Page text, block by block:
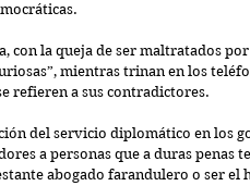
con la queja de ser maltratados
mientras trinan en los
refieren a sus contradictores.
del servicio diplomático en los
a personas que a duras
abogado farandulero o ser el